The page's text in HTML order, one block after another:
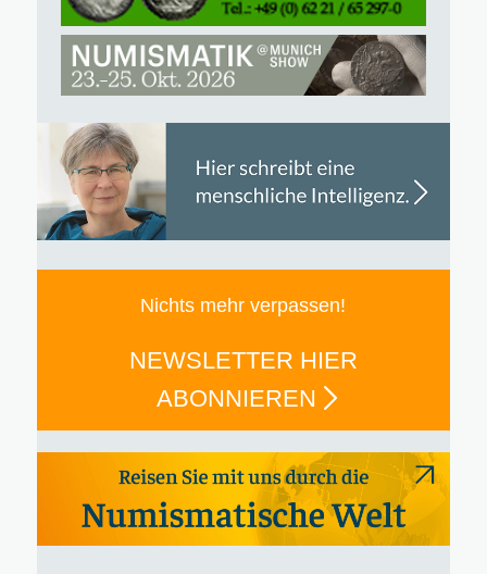
Nichts mehr verpassen!
NEWSLETTER HIER
ABONNIEREN